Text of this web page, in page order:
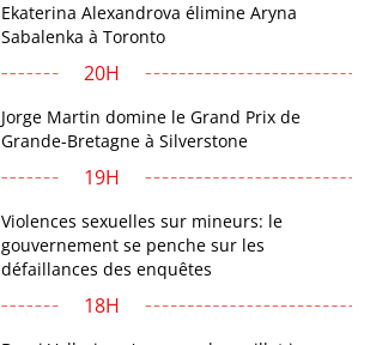
Ekaterina Alexandrova élimine Aryna
Sabalenka à Toronto
20H
Jorge Martin domine le Grand Prix de
Grande-Bretagne à Silverstone
19H
Violences sexuelles sur mineurs: le
gouvernement se penche sur les
défaillances des enquêtes
18H